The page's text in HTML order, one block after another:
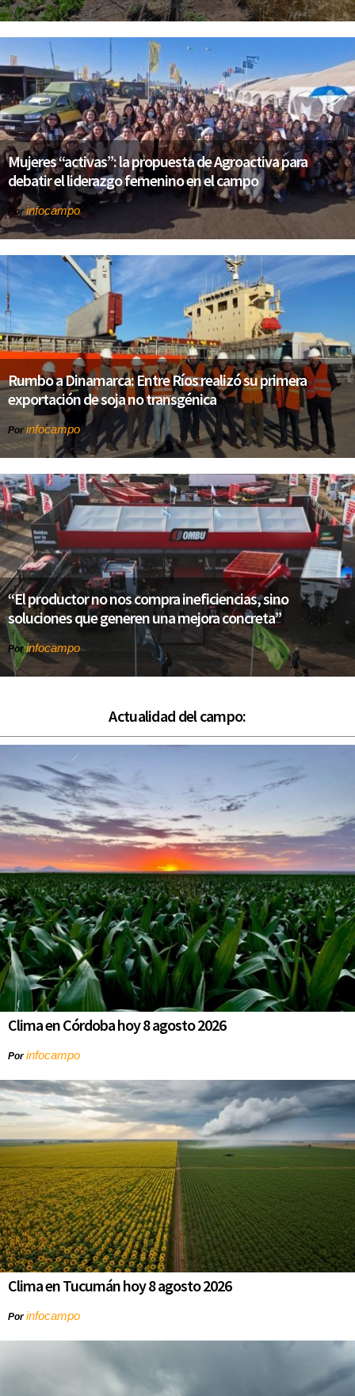
Mujeres “activas”: la propuesta de Agroactiva para
debatir el liderazgo femenino en el campo
Porinfocampo
Rumbo a Dinamarca: Entre Ríos realizó su primera
exportación de soja no transgénica
Por infocampo
“El productor no nos compra ineficiencias, sino
soluciones que generen una mejora concreta”
Porinfocampo
Actualidad del campo:
Clima en Córdoba hoy 8 agosto 2026
Porinfocampo
Clima en Tucumán hoy 8 agosto 2026
Porinfocampo